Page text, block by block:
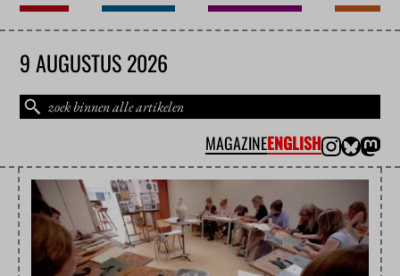
9 AUGUSTUS 2026
MAGAZINEENGLISH